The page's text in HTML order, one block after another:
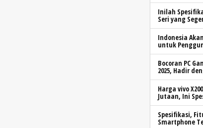
Inilah
Seri yang
Indonesia
untuk
Bocoran PC
2025, Hadir
Harga vivo
Jutaan, Ini
Spesifikasi,
Smartphone